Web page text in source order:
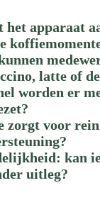
het apparaat
latte of
worden er
zorgt voor
kan
uitleg?